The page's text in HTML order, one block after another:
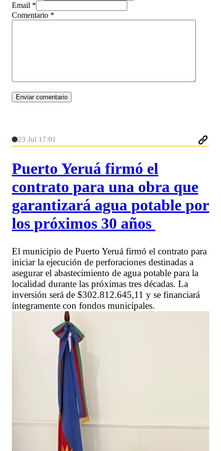
Email *
Comentario *
23 Jul 17:01
Puerto Yeruá firmó el
contrato para una obra que
garantizará agua potable por
los próximos 30 años
El municipio de Puerto Yeruá firmó el contrato para
iniciar la ejecución de perforaciones destinadas a
asegurar el abastecimiento de agua potable para la
localidad durante las próximas tres décadas. La
inversión será de $302.812.645,11 y se financiará
íntegramente con fondos municipales.